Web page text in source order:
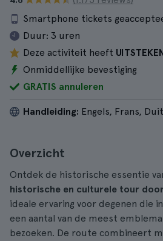
Smartphone tickets
Duur: 3 uren
Deze activiteit heeft
Onmiddellijke bevestiging
GRATIS annuleren
Handleiding: Engels, Frans,
Overzicht
Ontdek de historische essentie
historische en culturele tour
ideale ervaring voor degenen die
een aantal van de meest
bezoeken. De route combineert